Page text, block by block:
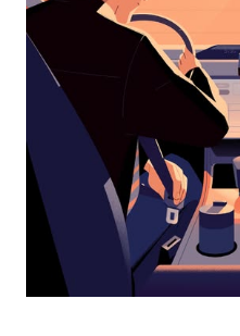
を
操
作
し、
を
選
択
す。